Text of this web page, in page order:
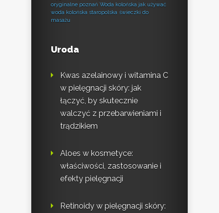
oryginalne poznań Woda kolońska jak używać
woda kolońska staropolska świeczki do
masażu
Uroda
Kwas azelainowy i witamina C
w pielęgnacji skóry: jak
łączyć, by skutecznie
walczyć z przebarwieniami i
trądzikiem
Aloes w kosmetyce:
właściwości, zastosowanie i
efekty pielęgnacji
Retinoidy w pielęgnacji skóry: